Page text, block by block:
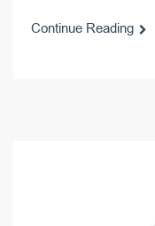
Continue Reading